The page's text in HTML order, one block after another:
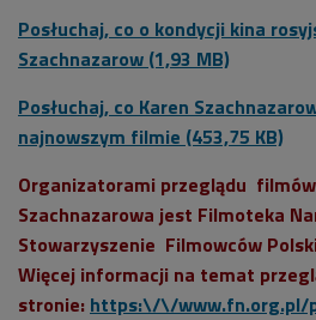
Posłuchaj, co o kondycji kina
Szachnazarow (1,93 MB)
Posłuchaj, co Karen
najnowszym filmie (453,75 KB)
Organizatorami przeglądu
Szachnazarowa jest Filmoteka
Stowarzyszenie Filmowców
Więcej informacji na temat
stronie: https:\/\/www.fn.org.pl/